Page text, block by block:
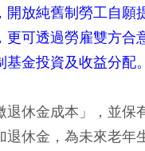
放純舊制勞工自願
可透過勞雇雙方合
金投資及收益分配。
休金成本」，並保
休金，為未來老年